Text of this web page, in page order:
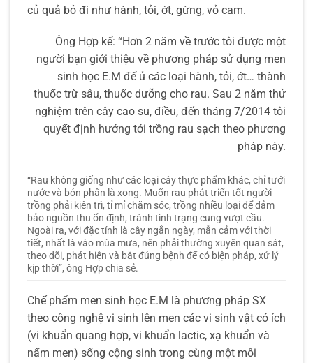
củ quả bỏ đi như hành, tỏi, ớt, gừng, vỏ cam.
Ông Hợp kể: “Hơn 2 năm về trước tôi được một
người bạn giới thiệu về phương pháp sử dụng men
sinh học E.M để ủ các loại hành, tỏi, ớt… thành
thuốc trừ sâu, thuốc dưỡng cho rau. Sau 2 năm thử
nghiệm trên cây cao su, điều, đến tháng 7/2014 tôi
quyết định hướng tới trồng rau sạch theo phương
pháp này.
“Rau không giống như các loại cây thực phẩm khác, chỉ tưới
nước và bón phân là xong. Muốn rau phát triển tốt người
trồng phải kiên trì, tỉ mỉ chăm sóc, trồng nhiều loại để đảm
bảo nguồn thu ổn định, tránh tình trạng cung vượt cầu.
Ngoài ra, với đặc tính là cây ngắn ngày, mẫn cảm với thời
tiết, nhất là vào mùa mưa, nên phải thường xuyên quan sát,
theo dõi, phát hiện và bắt đúng bệnh để có biện pháp, xử lý
kịp thời”, ông Hợp chia sẻ.
Chế phẩm men sinh học E.M là phương pháp SX
theo công nghệ vi sinh lên men các vi sinh vật có ích
(vi khuẩn quang hợp, vi khuẩn lactic, xạ khuẩn và
nấm men) sống cộng sinh trong cùng một môi